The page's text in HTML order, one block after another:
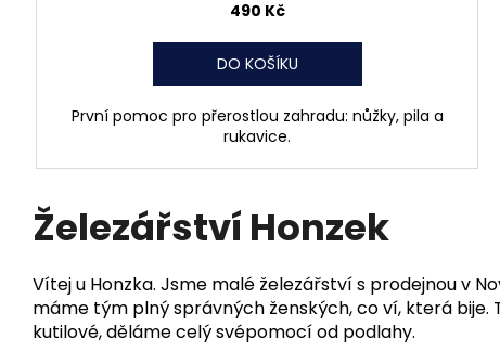
490 Kč
DO KOŠÍKU
První pomoc pro přerostlou zahradu: nůžky, pila a
rukavice.
Železářství Honzek
Vítej u Honzka. Jsme malé železářství s prodejnou v
máme tým plný správných ženských, co ví, která
kutilové, děláme celý svépomocí od podlahy.